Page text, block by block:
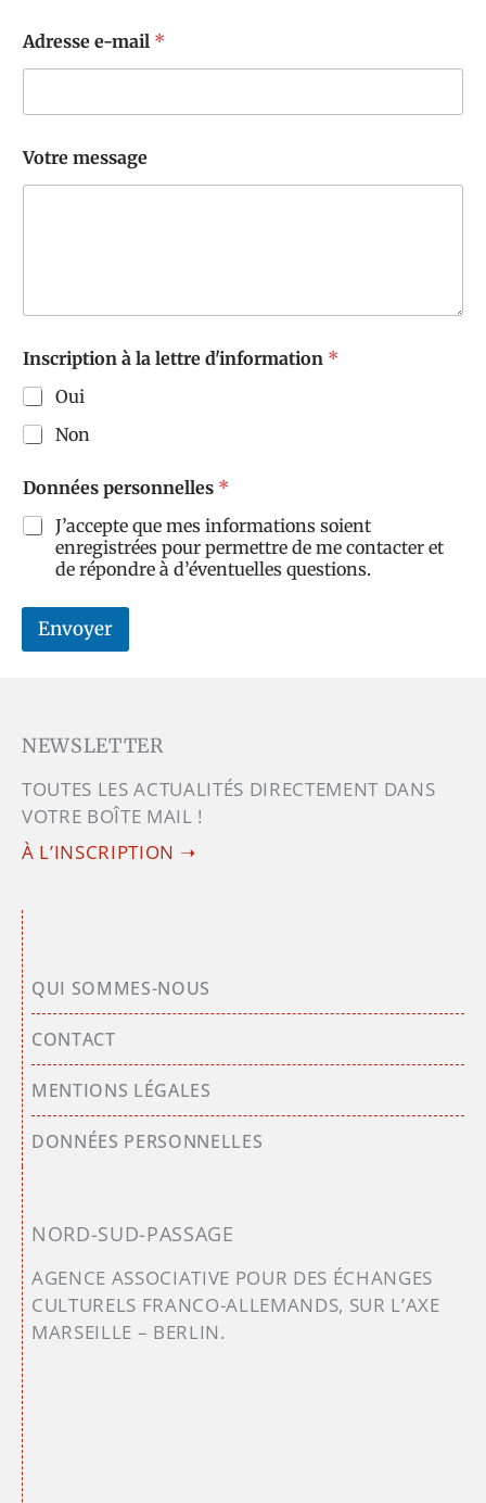
l
a
Adresse e-mail *
Votre message
Inscription à la lettre d'information *
Oui
Non
Données personnelles *
J’accepte que mes informations soient
enregistrées pour permettre de me contacter et
de répondre à d’éventuelles questions.
Envoyer
NEWSLETTER
TOUTES LES ACTUALITÉS DIRECTEMENT DANS
VOTRE BOÎTE MAIL !
À L’INSCRIPTION ➝
QUI SOMMES-NOUS
CONTACT
MENTIONS LÉGALES
DONNÉES PERSONNELLES
NORD-SUD-PASSAGE
AGENCE ASSOCIATIVE POUR DES ÉCHANGES
CULTURELS FRANCO-ALLEMANDS, SUR L’AXE
MARSEILLE – BERLIN.